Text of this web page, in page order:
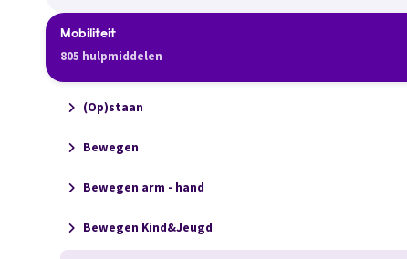
Mobiliteit
805 hulpmiddelen
(Op)staan
Bewegen
Bewegen arm - hand
Bewegen Kind&Jeugd